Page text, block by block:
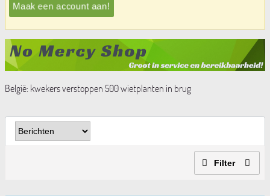
Maak een account aan!
België: kwekers verstoppen 500 wietplanten in brug
Filter